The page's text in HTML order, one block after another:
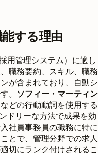
する理由
用管理システム）に適し
職務要約、スキル、職務
が含まれており、自動シ
。 ソフィー・マーティン
どの行動動詞を使用する
ドリーな方法で成果を効
社員事務員の職務に特に
とで、管理分野での求人
切にランク付けされるこ